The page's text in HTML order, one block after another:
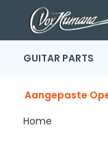
GUITAR PARTS
Aangepaste
Home